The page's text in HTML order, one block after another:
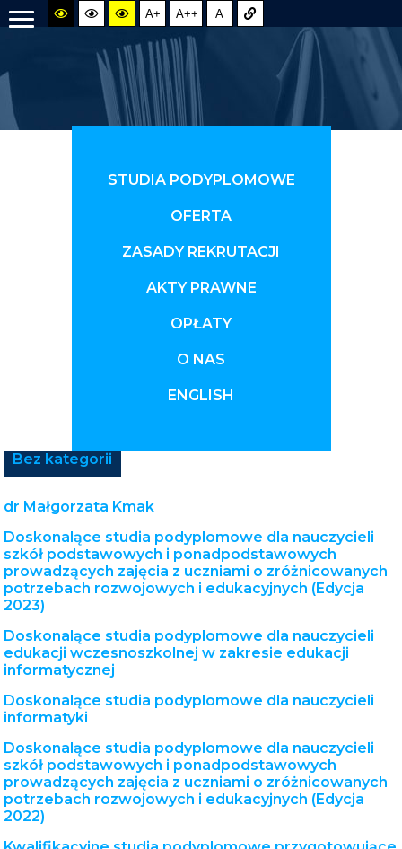
A+ A++ A
STUDIA PODYPLOMOWE
OFERTA
ZASADY REKRUTACJI
AKTY PRAWNE
OPŁATY
O NAS
ENGLISH
Bez kategorii
dr Małgorzata Kmak
Doskonalące studia podyplomowe dla nauczycieli
szkół podstawowych i ponadpodstawowych
prowadzących zajęcia z uczniami o zróżnicowanych
potrzebach rozwojowych i edukacyjnych (Edycja
2023)
Doskonalące studia podyplomowe dla nauczycieli
edukacji wczesnoszkolnej w zakresie edukacji
informatycznej
Doskonalące studia podyplomowe dla nauczycieli
informatyki
Doskonalące studia podyplomowe dla nauczycieli
szkół podstawowych i ponadpodstawowych
prowadzących zajęcia z uczniami o zróżnicowanych
potrzebach rozwojowych i edukacyjnych (Edycja
2022)